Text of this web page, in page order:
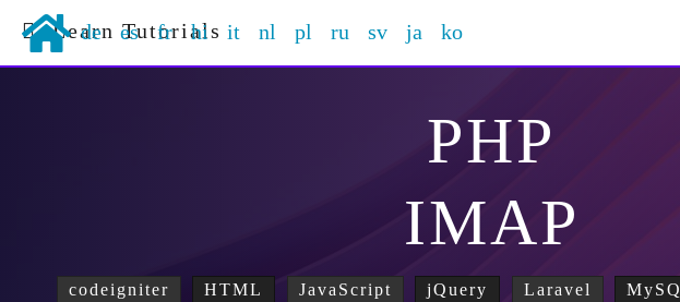
Learn Tutorials
de es fr hi it nl pl ru sv ja ko
PHP
IMAP
codeigniter HTML JavaScript jQuery Laravel